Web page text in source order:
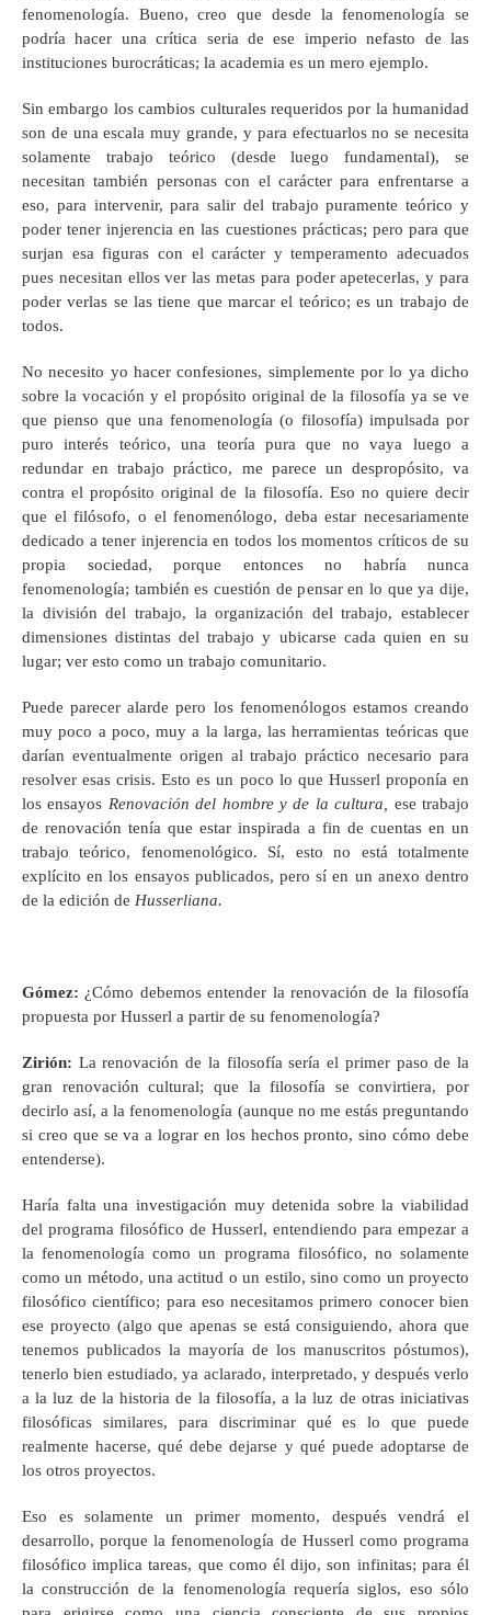
fenomenología. Bueno, creo que desde la fenomenología se
podría hacer una crítica seria de ese imperio nefasto de las
instituciones burocráticas; la academia es un mero ejemplo.
Sin embargo los cambios culturales requeridos por la humanidad
son de una escala muy grande, y para efectuarlos no se necesita
solamente trabajo teórico (desde luego fundamental), se
necesitan también personas con el carácter para enfrentarse a
eso, para intervenir, para salir del trabajo puramente teórico y
poder tener injerencia en las cuestiones prácticas; pero para que
surjan esa figuras con el carácter y temperamento adecuados
pues necesitan ellos ver las metas para poder apetecerlas, y para
poder verlas se las tiene que marcar el teórico; es un trabajo de
todos.
No necesito yo hacer confesiones, simplemente por lo ya dicho
sobre la vocación y el propósito original de la filosofía ya se ve
que pienso que una fenomenología (o filosofía) impulsada por
puro interés teórico, una teoría pura que no vaya luego a
redundar en trabajo práctico, me parece un despropósito, va
contra el propósito original de la filosofía. Eso no quiere decir
que el filósofo, o el fenomenólogo, deba estar necesariamente
dedicado a tener injerencia en todos los momentos críticos de su
propia sociedad, porque entonces no habría nunca
fenomenología; también es cuestión de pensar en lo que ya dije,
la división del trabajo, la organización del trabajo, establecer
dimensiones distintas del trabajo y ubicarse cada quien en su
lugar; ver esto como un trabajo comunitario.
Puede parecer alarde pero los fenomenólogos estamos creando
muy poco a poco, muy a la larga, las herramientas teóricas que
darían eventualmente origen al trabajo práctico necesario para
resolver esas crisis. Esto es un poco lo que Husserl proponía en
los ensayos Renovación del hombre y de la cultura,
ese trabajo
de renovación tenía que estar inspirada a fin de cuentas en un
trabajo teórico, fenomenológico. Sí, esto no está totalmente
explícito en los ensayos publicados, pero sí en un anexo dentro
de la edición de Husserliana.
Gómez: ¿Cómo debemos entender la renovación de la filosofía
propuesta por Husserl a partir de su fenomenología?
Zirión: La renovación de la filosofía sería el primer paso de la
gran renovación cultural; que la filosofía se convirtiera, por
decirlo así, a la fenomenología (aunque no me estás preguntando
si creo que se va a lograr en los hechos pronto, sino cómo debe
entenderse).
Haría falta una investigación muy detenida sobre la viabilidad
del programa filosófico de Husserl, entendiendo para empezar a
la fenomenología como un programa filosófico, no solamente
como un método, una actitud o un estilo, sino como un proyecto
filosófico científico; para eso necesitamos primero conocer bien
ese proyecto (algo que apenas se está consiguiendo, ahora que
tenemos publicados la mayoría de los manuscritos póstumos),
tenerlo bien estudiado, ya aclarado, interpretado, y después verlo
a la luz de la historia de la filosofía, a la luz de otras iniciativas
filosóficas similares, para discriminar qué es lo que puede
realmente hacerse, qué debe dejarse y qué puede adoptarse de
los otros proyectos.
Eso es solamente un primer momento, después vendrá el
desarrollo, porque la fenomenología de Husserl como programa
filosófico implica tareas, que como él dijo, son infinitas; para él
la construcción de la fenomenología requería siglos, eso sólo